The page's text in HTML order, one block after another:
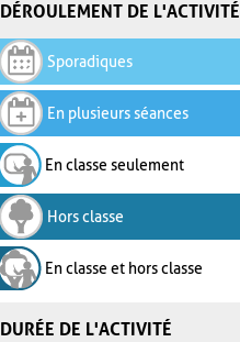
DÉROULEMENT DE L'ACTIVITÉ
Sporadiques
En plusieurs séances
En classe seulement
Hors classe
En classe et hors classe
DURÉE DE L'ACTIVITÉ